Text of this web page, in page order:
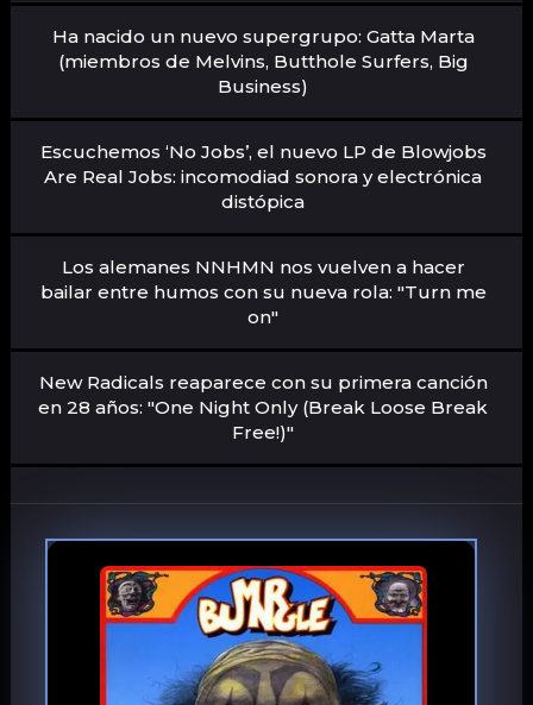
Ha nacido un nuevo supergrupo: Gatta Marta
(miembros de Melvins, Butthole Surfers, Big
Business)
Escuchemos ‘No Jobs’, el nuevo LP de Blowjobs
Are Real Jobs: incomodiad sonora y electrónica
distópica
Los alemanes NNHMN nos vuelven a hacer
bailar entre humos con su nueva rola: "Turn me
on"
New Radicals reaparece con su primera canción
en 28 años: "One Night Only (Break Loose Break
Free!)"